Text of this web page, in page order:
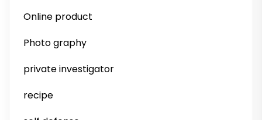
Online product
Photo graphy
private investigator
recipe